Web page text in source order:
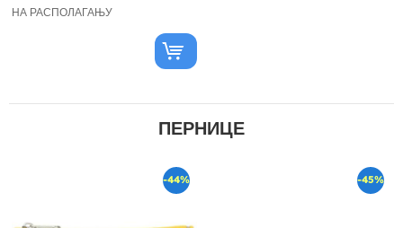
НА РАСПОЛАГАЊУ
ПЕРНИЦЕ
-44% -45%